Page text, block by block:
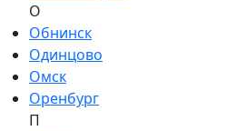
О
Обнинск
Одинцово
Омск
Оренбург
П